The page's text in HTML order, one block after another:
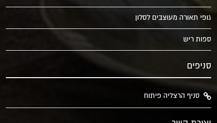
גופי תאורה מעוצבים לסלון
ספות ריש
סניפים
סניף הרצליה פיתוח